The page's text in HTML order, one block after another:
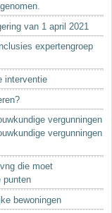
van 1 april 2021
expertengroep
interventie
vergunningen
vergunningen
die moet
punten
bewoningen